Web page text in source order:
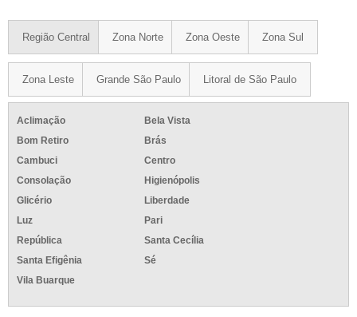
Região Central Zona Norte Zona Oeste Zona Sul
Zona Leste Grande São Paulo Litoral de São Paulo
Aclimação
Bela Vista
Bom Retiro
Brás
Cambuci
Centro
Consolação
Higienópolis
Glicério
Liberdade
Luz
Pari
República
Santa Cecília
Santa Efigênia
Sé
Vila Buarque